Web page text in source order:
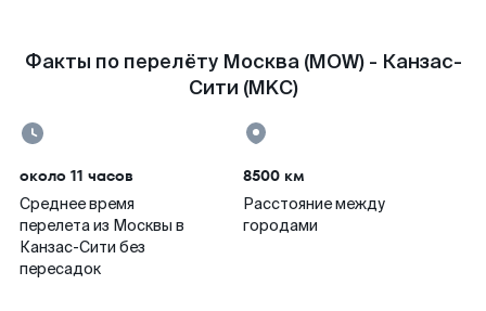
Факты по перелёту Москва (MOW) - Канзас-
Сити (MKC)
около 11 часов
Среднее время
перелета из Москвы в
Канзас-Сити без
пересадок
8500 км
Расстояние между
городами